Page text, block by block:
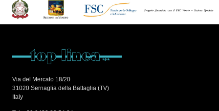
Via del Mercato 18/20
31020 Sernaglia della Battaglia (TV)
Italy